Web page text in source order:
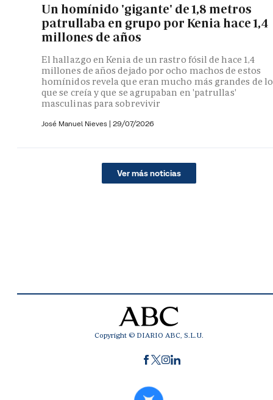
Un homínido 'gigante' de 1,8 metros
patrullaba en grupo por Kenia hace 1,4
millones de años
El hallazgo en Kenia de un rastro fósil de hace 1,4
millones de años dejado por ocho machos de estos
homínidos revela que eran mucho más grandes de lo
que se creía y que se agrupaban en 'patrullas'
masculinas para sobrevivir
José Manuel Nieves | 29/07/2026
Ver más noticias
Copyright © DIARIO ABC, S.L.U.